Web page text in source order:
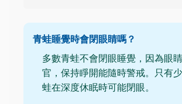
青蛙睡覺時會閉眼睛嗎？
多數青蛙不會閉眼睡覺，因為眼
官，保持睜開能隨時警戒。只有
蛙在深度休眠時可能閉眼。